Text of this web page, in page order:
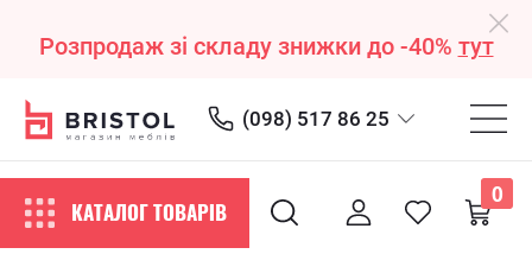
Розпродаж зі складу знижки до -40% тут
(098) 517 86 25
КАТАЛОГ ТОВАРІВ
0